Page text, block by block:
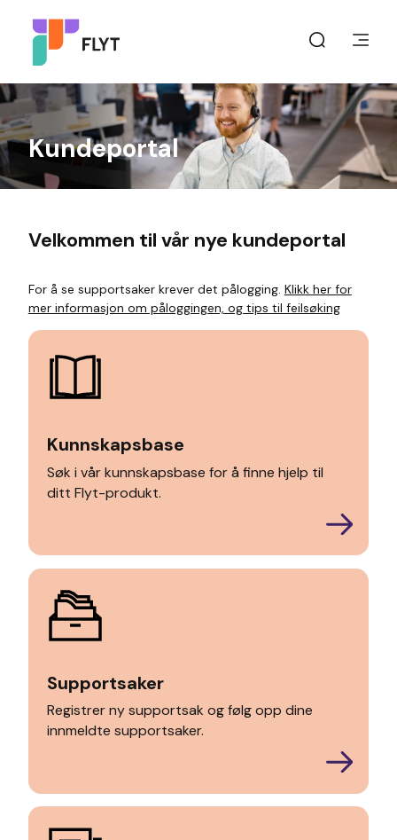
Kundeportal
Velkommen til vår nye kundeportal
For å se supportsaker krever det pålogging. Klikk her for
mer informasjon om påloggingen, og tips til feilsøking
Kunnskapsbase
Søk i vår kunnskapsbase for å finne hjelp til
ditt Flyt-produkt.
Supportsaker
Registrer ny supportsak og følg opp dine
innmeldte supportsaker.